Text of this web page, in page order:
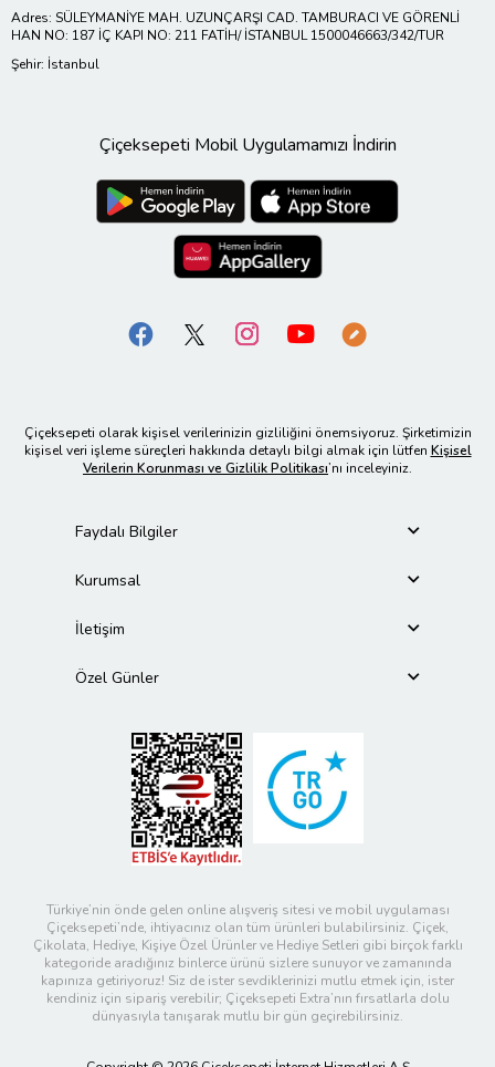
Adres: SÜLEYMANİYE MAH. UZUNÇARŞI CAD. TAMBURACI VE GÖRENLİ
HAN NO: 187 İÇ KAPI NO: 211 FATİH/ İSTANBUL 1500046663/342/TUR
Şehir: İstanbul
Çiçeksepeti Mobil Uygulamamızı İndirin
Çiçeksepeti olarak kişisel verilerinizin gizliliğini önemsiyoruz. Şirketimizin
kişisel veri işleme süreçleri hakkında detaylı bilgi almak için lütfen Kişisel
Verilerin Korunması ve Gizlilik Politikası’nı inceleyiniz.
Faydalı Bilgiler
Kurumsal
İletişim
Özel Günler
Türkiye’nin önde gelen online alışveriş sitesi ve mobil uygulaması
Çiçeksepeti’nde, ihtiyacınız olan tüm ürünleri bulabilirsiniz. Çiçek,
Çikolata, Hediye, Kişiye Özel Ürünler ve Hediye Setleri gibi birçok farklı
kategoride aradığınız binlerce ürünü sizlere sunuyor ve zamanında
kapınıza getiriyoruz! Siz de ister sevdiklerinizi mutlu etmek için, ister
kendiniz için sipariş verebilir; Çiçeksepeti Extra’nın fırsatlarla dolu
dünyasıyla tanışarak mutlu bir gün geçirebilirsiniz.